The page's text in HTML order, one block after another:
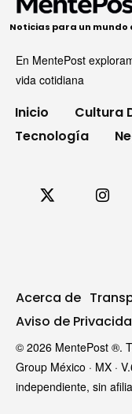
Noticias para un
En MentePost
vida cotidiana
Inicio Cultura
Tecnología
Acerca de
Aviso de
© 2026 MentePost ®.
Group México · MX ·
independiente, sin